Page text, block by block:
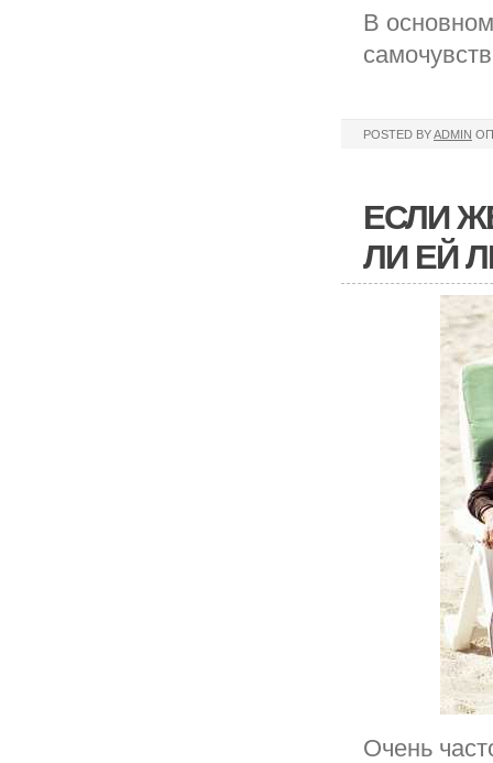
В
POSTED BYADMIN
ЕСЛИ
ЛИ ЕЙ
Очень